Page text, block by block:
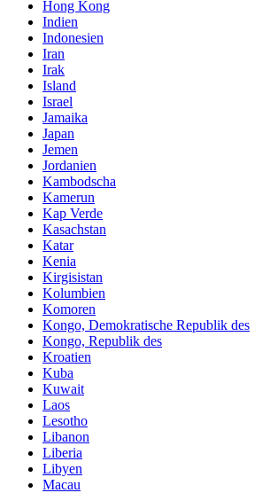
Hong Kong
Indien
Indonesien
Iran
Irak
Island
Israel
Jamaika
Japan
Jemen
Jordanien
Kambodscha
Kamerun
Kap Verde
Kasachstan
Katar
Kenia
Kirgisistan
Kolumbien
Komoren
Kongo, Demokratische Republik des
Kongo, Republik des
Kroatien
Kuba
Kuwait
Laos
Lesotho
Libanon
Liberia
Libyen
Macau